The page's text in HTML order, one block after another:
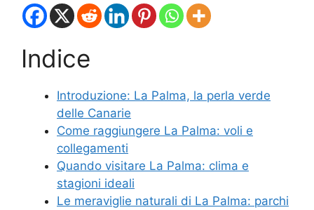
Indice
Introduzione: La Palma, la perla verde
delle Canarie
Come raggiungere La Palma: voli e
collegamenti
Quando visitare La Palma: clima e
stagioni ideali
Le meraviglie naturali di La Palma: parchi